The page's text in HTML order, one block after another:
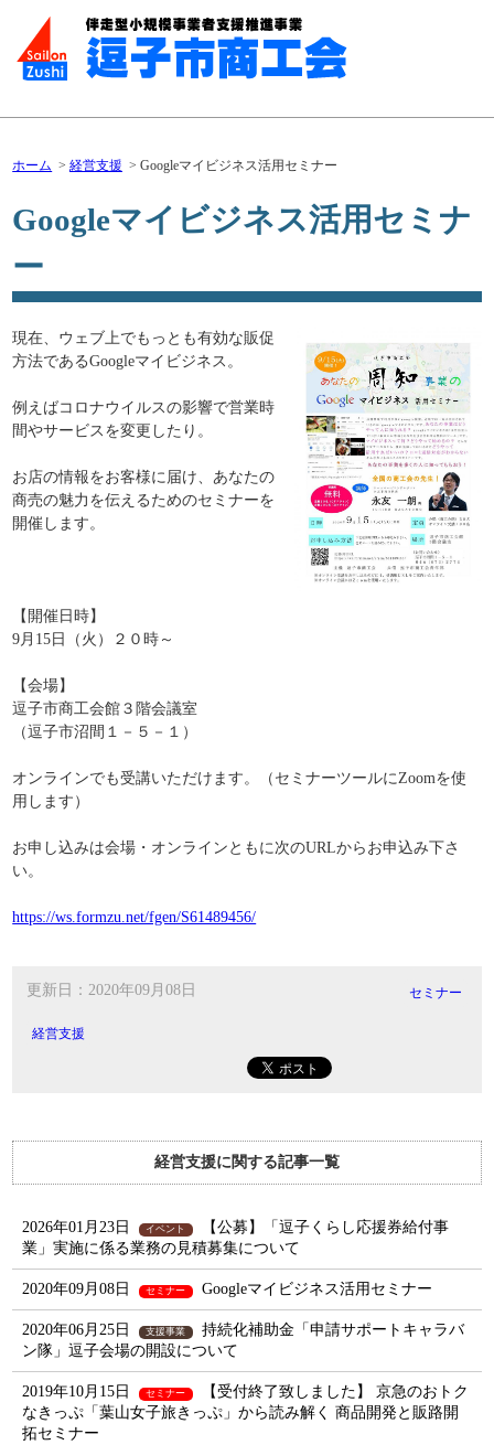
ホーム 経営支援 Googleマイビジネス活用セミナー
Googleマイビジネス活用セミナ
ー
現在、ウェブ上でもっとも有効な販促
方法であるGoogleマイビジネス。
例えばコロナウイルスの影響で営業時
間やサービスを変更したり。
お店の情報をお客様に届け、あなたの
商売の魅力を伝えるためのセミナーを
開催します。
【開催日時】
9月15日（火）２０時～
【会場】
逗子市商工会館３階会議室
（逗子市沼間１－５－１）
オンラインでも受講いただけます。（セミナーツールにZoomを使
用します）
お申し込みは会場・オンラインともに次のURLからお申込み下さ
い。
https://ws.formzu.net/fgen/S61489456/
更新日：2020年09月08日 セミナー
経営支援
経営支援に関する記事一覧
2026年01月23日 イベント
【公募】「逗子くらし応援券給付事
業」実施に係る業務の見積募集について
2020年09月08日 セミナー Googleマイビジネス活用セミナー
2020年06月25日 支援事業
持続化補助金「申請サポートキャラバ
ン隊」逗子会場の開設について
2019年10月15日 セミナー
【受付終了致しました】 京急のおトク
なきっぷ「葉山女子旅きっぷ」から読み解く 商品開発と販路開
拓セミナー